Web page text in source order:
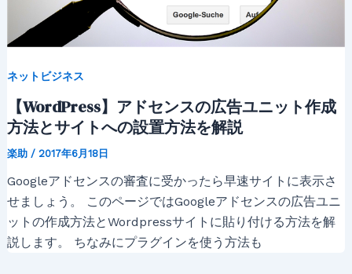
ネットビジネス
【WordPress】アドセンスの広告ユニット作成
方法とサイトへの設置方法を解説
楽助 / 2017年6月18日
Googleアドセンスの審査に受かったら早速サイトに表示さ
せましょう。 このページではGoogleアドセンスの広告ユニ
ットの作成方法とWordpressサイトに貼り付ける方法を解
説します。 ちなみにプラグインを使う方法も